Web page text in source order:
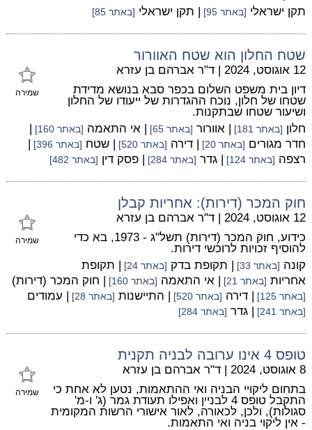
תקן ישראלי [באתר 95] | תקן ישראלי [באתר 85]
שטח החלון הוא שטח האוורור
שמירה
12 אוגוסט, 2024 | ד"ר אברהם בן עזרא
דיון בית משפט השלום בכפר סבא בנושא מדידת
שטחו של חלון, נוכח ההגדרות של ייעודו של החלון
ושיעור שטחו שבתקנות.
חלון [באתר 181] | אוורור [באתר 65] | אי התאמה [באתר 160]
|
חדר מגורים [באתר 20] | דירה [באתר 520] | שטח [באתר 396]
|
רצפה [באתר 124] | גדר [באתר 284] | פסק דין [באתר 482]
חוק המכר (דירות): אחריות קבלן
שמירה
12 אוגוסט, 2024 | ד"ר אברהם בן עזרא
כידוע, חוק המכר (דירות) תשל"ג - 1973, בא כדי
להוסיף זכויות לרוכשי דירות.
קונה [באתר 33] | תקופת בדק [באתר 24]
| תקופת
אחריות [באתר 21] | אי התאמה [באתר 160] | חוק המכר (דירות)
[באתר 125] | דירה [באתר 520] | התיישנות [באתר 28] | עמודים
[באתר 241] | גדר [באתר 284]
טופס 4 אינו ערובה לבניה תקנית
שמירה
8 אוגוסט, 2024 | ד"ר אברהם בן עזרא
בתחום ליקויי הבניה ואי ההתאמות, נטען לא אחת כי
התקבל טופס 4 לבניין ואפילו תעודת גמר (ג' ו-מ'
סגולות), ולכן, לכאורה, לאור אישורי הרשות המקומית
- אין ליקוי בניה ואי התאמות.